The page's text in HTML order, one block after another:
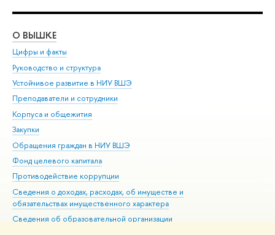
О ВЫШКЕ
Цифры и факты
Руководство и структура
Устойчивое развитие в НИУ ВШЭ
Преподаватели и сотрудники
Корпуса и общежития
Закупки
Обращения граждан в НИУ ВШЭ
Фонд целевого капитала
Противодействие коррупции
Сведения о доходах, расходах, об имуществе и
обязательствах имущественного характера
Сведения об образовательной организации